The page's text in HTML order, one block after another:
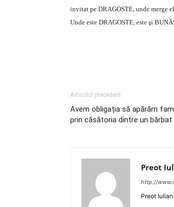
invitat pe DRAGOSTE, unde merge
Unde este DRAGOSTE, este şi
Articolul precedent
Avem obligația să apărăm
prin căsătoria dintre un
Preot
http://
Preot